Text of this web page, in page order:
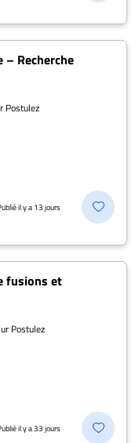
– Recherche
Postulez
il y a 13 jours
fusions et
Postulez
il y a 33 jours